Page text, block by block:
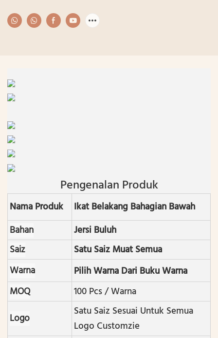
Pengenalan Produk
Nama Produk
Ikat Belakang Bahagian Bawah
Bahan
Jersi Buluh
Saiz
Satu Saiz Muat Semua
Warna
Pilih Warna Dari Buku Warna
MOQ
100 Pcs / Warna
Logo
Satu Saiz Sesuai Untuk Semua
Logo Customzie